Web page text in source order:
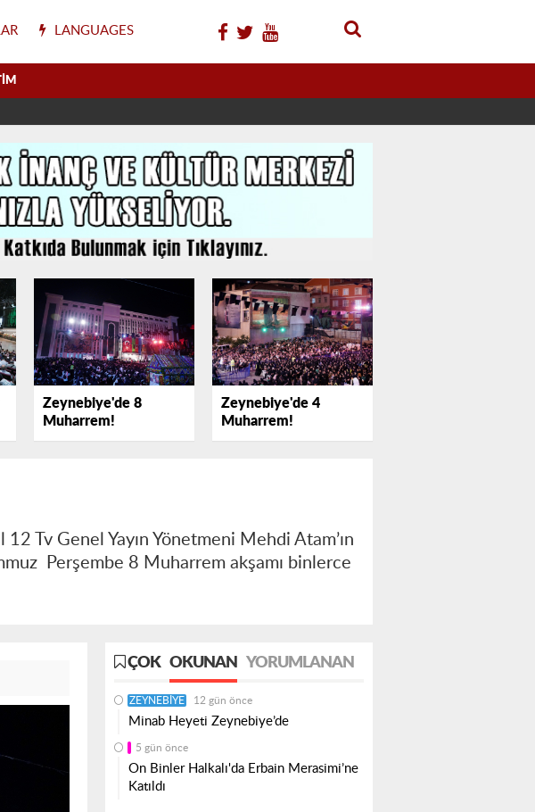
LANGUAGES
Zeynebiye'de 8
Muharrem!
Zeynebiye'de 4
Muharrem!
Tv Genel Yayın Yönetmeni Mehdi Atam’ın
Perşembe 8 Muharrem akşamı binlerce
ÇOK OKUNAN YORUMLANAN
ZEYNEBIYE 12 gün önce
Minab Heyeti Zeynebiye’de
5 gün önce
On Binler Halkalı'da Erbain Merasimi’ne
Katıldı